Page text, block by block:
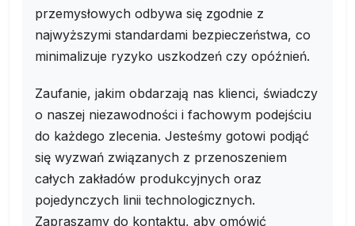
przemysłowych odbywa się zgodnie z
najwyższymi standardami bezpieczeństwa, co
minimalizuje ryzyko uszkodzeń czy opóźnień.
Zaufanie, jakim obdarzają nas klienci, świadczy
o naszej niezawodności i fachowym podejściu
do każdego zlecenia. Jesteśmy gotowi podjąć
się wyzwań związanych z przenoszeniem
całych zakładów produkcyjnych oraz
pojedynczych linii technologicznych.
Zapraszamy do kontaktu, aby omówić